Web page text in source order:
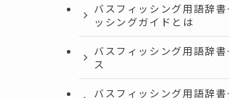
バスフィッシング用語辞書
ッシングガイドとは
バスフィッシング用語辞
ス
バスフィッシング用語辞書